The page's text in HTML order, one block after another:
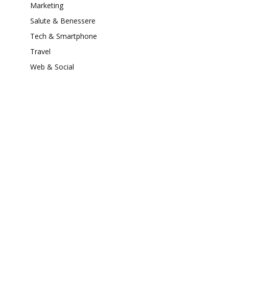
Marketing
Salute & Benessere
Tech & Smartphone
Travel
Web & Social